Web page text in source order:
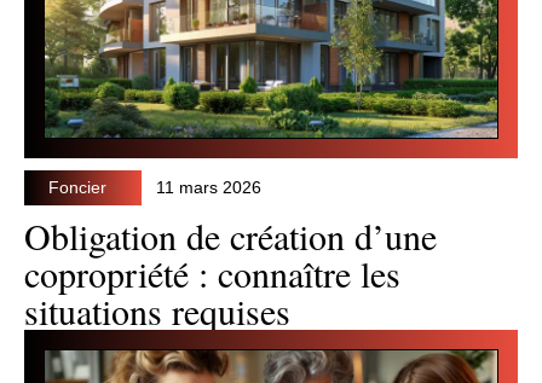
Foncier 11 mars 2026
Obligation de création d’une
copropriété : connaître les
situations requises